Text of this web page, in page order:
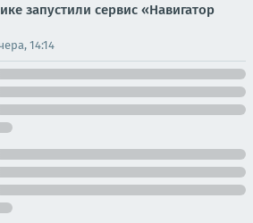
запустили сервис «Навигатор
14:14